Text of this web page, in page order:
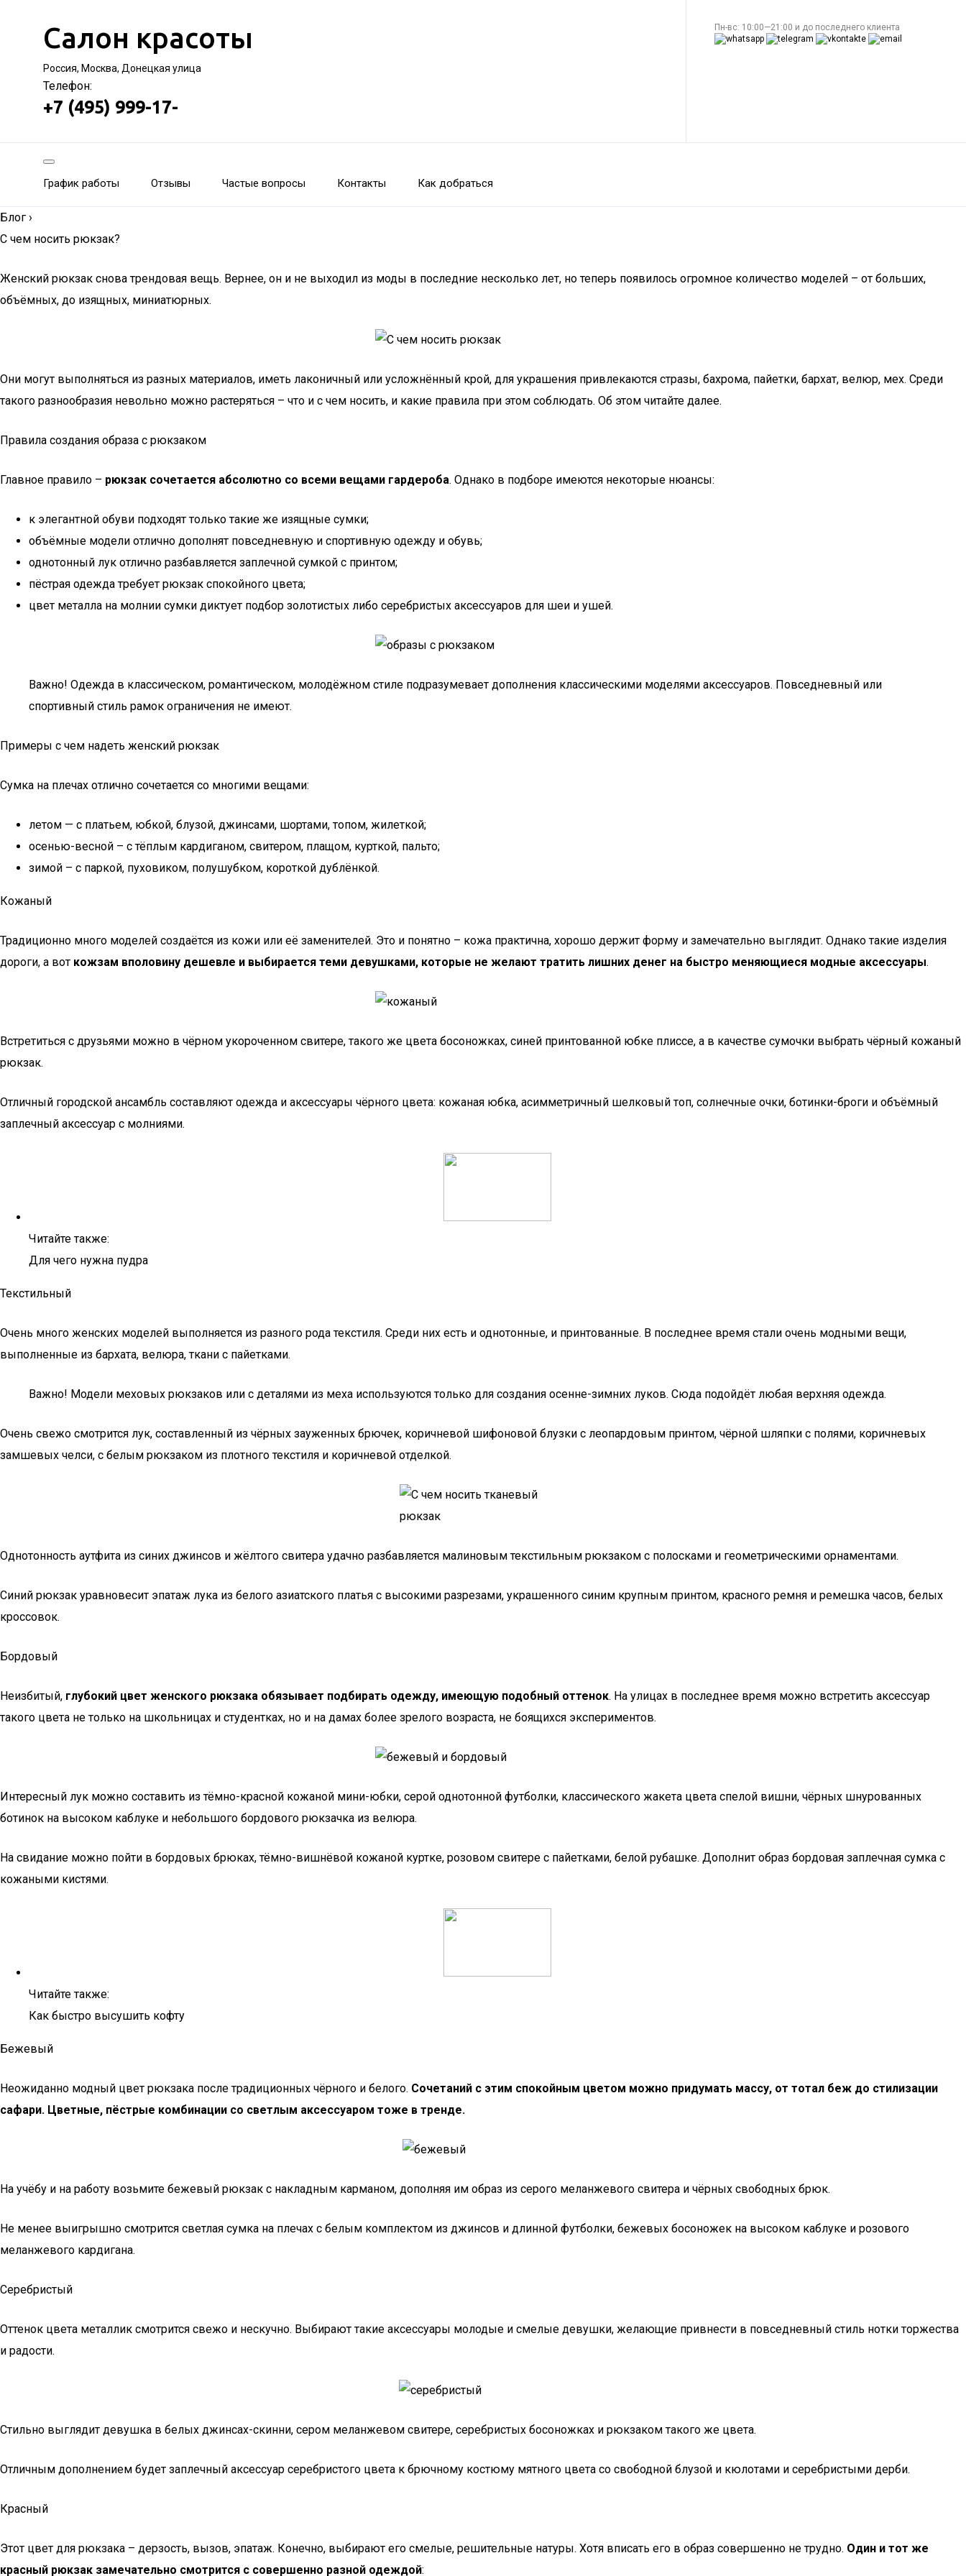
Салон красоты
Россия, Москва, Донецкая улица
Телефон:
+7 (495) 999-17-
Пн-вс: 10:00—21:00 и до последнего клиента
График работы Отзывы Частые вопросы Контакты Как добраться
Блог ›
С чем носить рюкзак?
Женский рюкзак снова трендовая вещь. Вернее, он и не выходил из моды в последние несколько лет, но теперь появилось огромное количество моделей – от больших,
объёмных, до изящных, миниатюрных.
Они могут выполняться из разных материалов, иметь лаконичный или усложнённый крой, для украшения привлекаются стразы, бахрома, пайетки, бархат, велюр, мех. Среди
такого разнообразия невольно можно растеряться – что и с чем носить, и какие правила при этом соблюдать. Об этом читайте далее.
Правила создания образа с рюкзаком
Главное правило – рюкзак сочетается абсолютно со всеми вещами гардероба. Однако в подборе имеются некоторые нюансы:
к элегантной обуви подходят только такие же изящные сумки;
объёмные модели отлично дополнят повседневную и спортивную одежду и обувь;
однотонный лук отлично разбавляется заплечной сумкой с принтом;
пёстрая одежда требует рюкзак спокойного цвета;
цвет металла на молнии сумки диктует подбор золотистых либо серебристых аксессуаров для шеи и ушей.
Важно! Одежда в классическом, романтическом, молодёжном стиле подразумевает дополнения классическими моделями аксессуаров. Повседневный или
спортивный стиль рамок ограничения не имеют.
Примеры с чем надеть женский рюкзак
Сумка на плечах отлично сочетается со многими вещами:
летом — с платьем, юбкой, блузой, джинсами, шортами, топом, жилеткой;
осенью-весной – с тёплым кардиганом, свитером, плащом, курткой, пальто;
зимой – с паркой, пуховиком, полушубком, короткой дублёнкой.
Кожаный
Традиционно много моделей создаётся из кожи или её заменителей. Это и понятно – кожа практична, хорошо держит форму и замечательно выглядит. Однако такие изделия
дороги, а вот кожзам вполовину дешевле и выбирается теми девушками, которые не желают тратить лишних денег на быстро меняющиеся модные аксессуары.
Встретиться с друзьями можно в чёрном укороченном свитере, такого же цвета босоножках, синей принтованной юбке плиссе, а в качестве сумочки выбрать чёрный кожаный
рюкзак.
Отличный городской ансамбль составляют одежда и аксессуары чёрного цвета: кожаная юбка, асимметричный шелковый топ, солнечные очки, ботинки-броги и объёмный
заплечный аксессуар с молниями.
Читайте также:
Для чего нужна пудра
Текстильный
Очень много женских моделей выполняется из разного рода текстиля. Среди них есть и однотонные, и принтованные. В последнее время стали очень модными вещи,
выполненные из бархата, велюра, ткани с пайетками.
Важно! Модели меховых рюкзаков или с деталями из меха используются только для создания осенне-зимних луков. Сюда подойдёт любая верхняя одежда.
Очень свежо смотрится лук, составленный из чёрных зауженных брючек, коричневой шифоновой блузки с леопардовым принтом, чёрной шляпки с полями, коричневых
замшевых челси, с белым рюкзаком из плотного текстиля и коричневой отделкой.
Однотонность аутфита из синих джинсов и жёлтого свитера удачно разбавляется малиновым текстильным рюкзаком с полосками и геометрическими орнаментами.
Синий рюкзак уравновесит эпатаж лука из белого азиатского платья с высокими разрезами, украшенного синим крупным принтом, красного ремня и ремешка часов, белых
кроссовок.
Бордовый
Неизбитый, глубокий цвет женского рюкзака обязывает подбирать одежду, имеющую подобный оттенок. На улицах в последнее время можно встретить аксессуар
такого цвета не только на школьницах и студентках, но и на дамах более зрелого возраста, не боящихся экспериментов.
Интересный лук можно составить из тёмно-красной кожаной мини-юбки, серой однотонной футболки, классического жакета цвета спелой вишни, чёрных шнурованных
ботинок на высоком каблуке и небольшого бордового рюкзачка из велюра.
На свидание можно пойти в бордовых брюках, тёмно-вишнёвой кожаной куртке, розовом свитере с пайетками, белой рубашке. Дополнит образ бордовая заплечная сумка с
кожаными кистями.
Читайте также:
Как быстро высушить кофту
Бежевый
Неожиданно модный цвет рюкзака после традиционных чёрного и белого. Сочетаний с этим спокойным цветом можно придумать массу, от тотал беж до стилизации
сафари. Цветные, пёстрые комбинации со светлым аксессуаром тоже в тренде.
На учёбу и на работу возьмите бежевый рюкзак с накладным карманом, дополняя им образ из серого меланжевого свитера и чёрных свободных брюк.
Не менее выигрышно смотрится светлая сумка на плечах с белым комплектом из джинсов и длинной футболки, бежевых босоножек на высоком каблуке и розового
меланжевого кардигана.
Серебристый
Оттенок цвета металлик смотрится свежо и нескучно. Выбирают такие аксессуары молодые и смелые девушки, желающие привнести в повседневный стиль нотки торжества
и радости.
Стильно выглядит девушка в белых джинсах-скинни, сером меланжевом свитере, серебристых босоножках и рюкзаком такого же цвета.
Отличным дополнением будет заплечный аксессуар серебристого цвета к брючному костюму мятного цвета со свободной блузой и кюлотами и серебристыми дерби.
Красный
Этот цвет для рюкзака – дерзость, вызов, эпатаж. Конечно, выбирают его смелые, решительные натуры. Хотя вписать его в образ совершенно не трудно. Один и тот же
красный рюкзак замечательно смотрится с совершенно разной одеждой: